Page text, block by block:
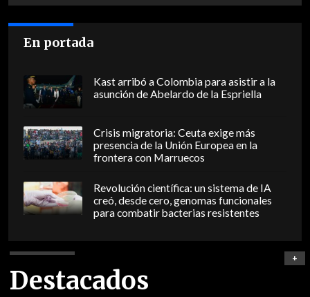
En portada
Kast arribó a Colombia para asistir a la
asunción de Abelardo de la Espriella
Crisis migratoria: Ceuta exige más
presencia de la Unión Europea en la
frontera con Marruecos
Revolución científica: un sistema de IA
creó, desde cero, genomas funcionales
para combatir bacterias resistentes
Destacados
+